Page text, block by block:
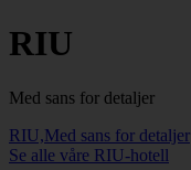
RIU
Med sans for detaljer
RIU,Med sans for detaljer
Se alle våre RIU-hotell